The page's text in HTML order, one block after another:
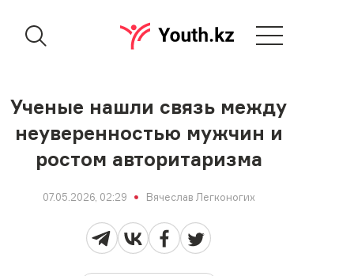
Ученые нашли связь между
неуверенностью мужчин и
ростом авторитаризма
07.05.2026, 02:29 Вячеслав Легконогих